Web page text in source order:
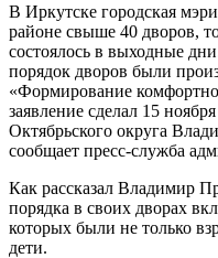
В Иркутске городская
районе свыше 40 дворов,
состоялось в выходные
порядок дворов были
«Формирование
заявление сделал 15
Октябрьского округа
сообщает пресс-служба
Как рассказал Владимир
порядка в своих дворах
которых были не только
дети.